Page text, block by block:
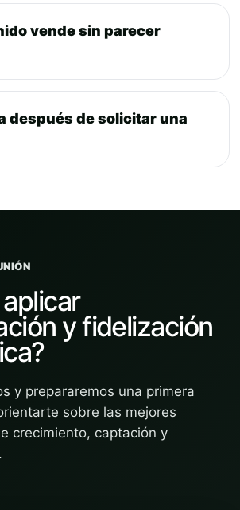
vende sin parecer
después de solicitar una
y fidelización
y prepararemos una primera
sobre las mejores
crecimiento, captación y